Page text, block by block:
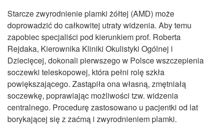
Starcze zwyrodnienie plamki żółtej (AMD) może
doprowadzić do całkowitej utraty widzenia. Aby temu
zapobiec specjaliści pod kierunkiem prof. Roberta
Rejdaka, Kierownika Kliniki Okulistyki Ogólnej i
Dziecięcej, dokonali pierwszego w Polsce wszczepienia
soczewki teleskopowej, która pełni rolę szkła
powiększającego. Zastąpiła ona własną, zmętniałą
soczewkę, poprawiając możliwości tzw. widzenia
centralnego. Procedurę zastosowano u pacjentki od lat
borykającej się z zaćmą i zwyrodnieniem plamki.